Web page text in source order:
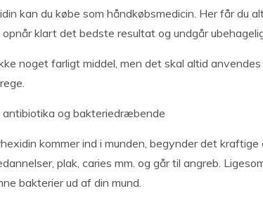
kan du købe som håndkøbsmedicin. Her får du
opnår klart det bedste resultat og undgår
noget farligt middel, men det skal altid
og bakteriedræbende
kommer ind i munden, begynder det
plak, caries mm. og går til angreb.
bakterier ud af din mund.